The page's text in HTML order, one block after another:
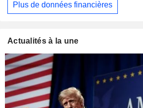
Plus de données financières
Actualités à la une